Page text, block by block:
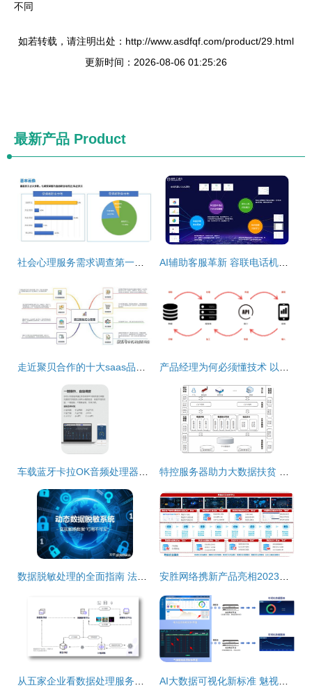
不同
如若转载，请注明出处：http://www.asdfqf.com/product/29.html
更新时间：2026-08-06 01:25:26
最新产品 Product